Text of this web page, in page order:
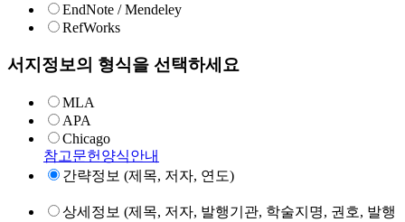
EndNote / Mendeley
RefWorks
서지정보의 형식을 선택하세요
MLA
APA
Chicago
참고문헌양식안내
간략정보 (제목, 저자, 연도)
상세정보 (제목, 저자, 발행기관, 학술지명, 권호, 발행